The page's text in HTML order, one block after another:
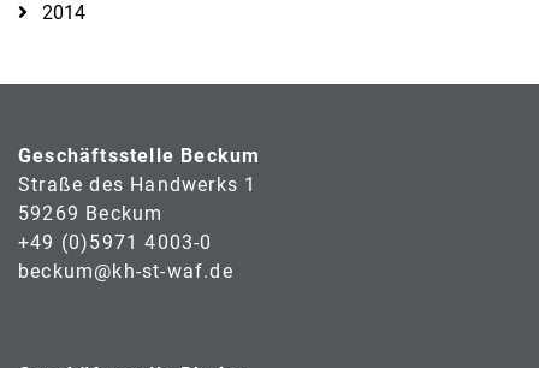
2014
Geschäftsstelle Beckum
Straße des Handwerks 1
59269 Beckum
+49 (0)5971 4003-0
beckum@kh-st-waf.de